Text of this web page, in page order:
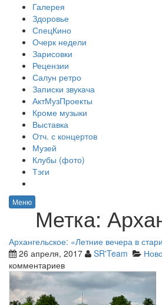
Галерея
Здоровье
СпецКино
Очерк недели
Зарисовки
Рецензии
Салун ретро
Записки звукача
АктМузПроекты
Кроме музыки
Выставка
Отч. с концертов
Музей
Клубы (фото)
Тэги
Меню
Метка:
Архангельское: «Летние вечера в
26 апреля, 2017
SR'Team
комментариев